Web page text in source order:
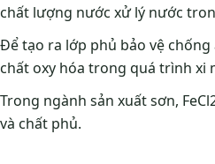
chất lượng nước xử lý nước
Để tạo ra lớp phủ bảo vệ
chất oxy hóa trong quá trình xi
Trong ngành sản xuất sơn,
và chất phủ.